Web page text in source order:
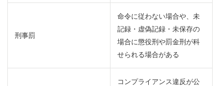
刑事罰
命令に従わない場合や、未
記録・虚偽記録・未保存の
場合に懲役刑や罰金刑が科
せられる場合がある
コンプライアンス違反が公